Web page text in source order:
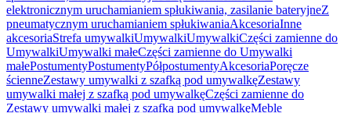
elektronicznym uruchamianiem spłukiwania, zasilanie bateryjneZ
pneumatycznym uruchamianiem spłukiwaniaAkcesoriaInne
akcesoriaStrefa umywalkiUmywalkiUmywalkiCzęści zamienne do
UmywalkiUmywalki małeCzęści zamienne do Umywalki
małePostumentyPostumentyPółpostumentyAkcesoriaPoręcze
ścienneZestawy umywalki z szafką pod umywalkęZestawy
umywalki małej z szafką pod umywalkęCzęści zamienne do
Zestawy umywalki małej z szafką pod umywalkęMeble